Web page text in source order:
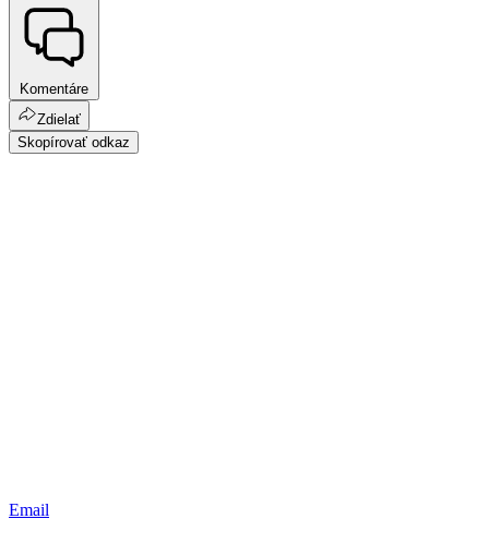
Komentáre
Zdielať
Skopírovať odkaz
Email